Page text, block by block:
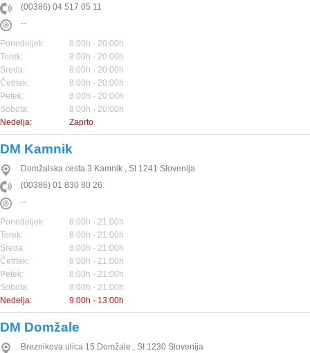
(00386) 04 517 05 11
--
Ponedeljek:
8:00h - 20:00h
Torek:
8:00h - 20:00h
Sreda:
8:00h - 20:00h
Četrtek:
8:00h - 20:00h
Petek:
8:00h - 20:00h
Sobota:
8:00h - 20:00h
Nedelja:
Zaprto
DM Kamnik
Domžalska cesta 3 Kamnik , SI 1241 Slovenija
(00386) 01 830 80 26
--
Ponedeljek:
8:00h - 21:00h
Torek:
8:00h - 21:00h
Sreda:
8:00h - 21:00h
Četrtek:
8:00h - 21:00h
Petek:
8:00h - 21:00h
Sobota:
8:00h - 21:00h
Nedelja:
9:00h - 13:00h
DM Domžale
Breznikova ulica 15 Domžale , SI 1230 Slovenija